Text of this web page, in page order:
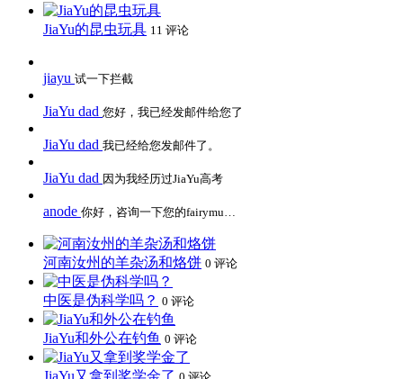
JiaYu的昆虫玩具 11 评论
jiayu 试一下拦截
JiaYu dad 您好，我已经发邮件给您了
JiaYu dad 我已经给您发邮件了。
JiaYu dad 因为我经历过JiaYu高考
anode 你好，咨询一下您的fairymu…
河南汝州的羊杂汤和烙饼 0 评论
中医是伪科学吗？ 0 评论
JiaYu和外公在钓鱼 0 评论
JiaYu又拿到奖学金了